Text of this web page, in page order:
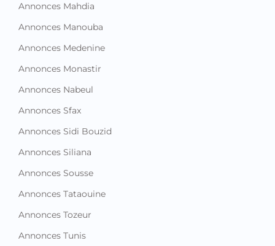
Annonces Mahdia
Annonces Manouba
Annonces Medenine
Annonces Monastir
Annonces Nabeul
Annonces Sfax
Annonces Sidi Bouzid
Annonces Siliana
Annonces Sousse
Annonces Tataouine
Annonces Tozeur
Annonces Tunis